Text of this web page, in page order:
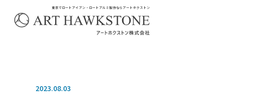
東京でロートアイアン・ロートアルミ製作ならアートホクストン
2023.08.03